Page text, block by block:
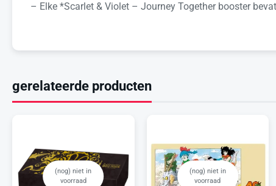
– Elke *Scarlet & Violet – Journey Together booster
gerelateerde producten
(nog) niet in
voorraad
(nog) niet in
voorraad